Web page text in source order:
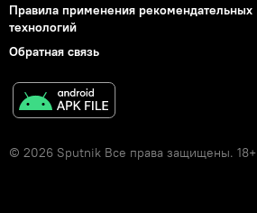
Правила применения рекомендательных
технологий
Обратная связь
© 2026 Sputnik Все права защищены. 18+